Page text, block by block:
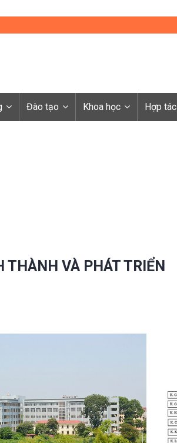
Đào tạo Khoa học Hợp tác
THÀNH VÀ PHÁT TRIỂN